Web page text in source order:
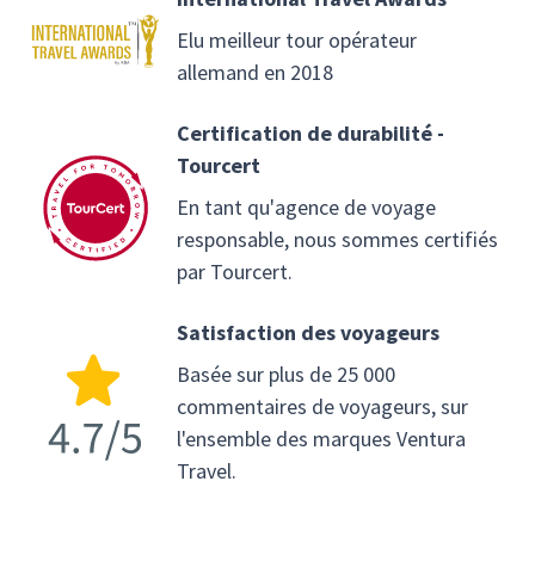
Elu meilleur tour opérateur
allemand en 2018
Certification de durabilité -
Tourcert
En tant qu'agence de voyage
responsable, nous sommes certifiés
par Tourcert.
Satisfaction des voyageurs
Basée sur plus de 25 000
commentaires de voyageurs, sur
l'ensemble des marques Ventura
Travel.